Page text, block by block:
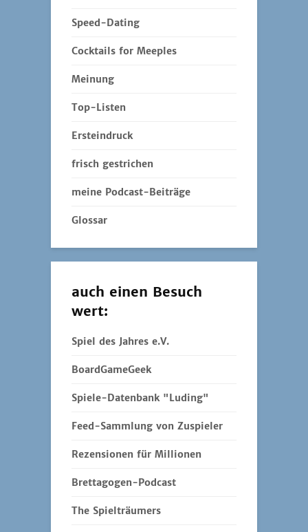
Speed-Dating
Cocktails for Meeples
Meinung
Top-Listen
Ersteindruck
frisch gestrichen
meine Podcast-Beiträge
Glossar
auch einen Besuch
wert:
Spiel des Jahres e.V.
BoardGameGeek
Spiele-Datenbank "Luding"
Feed-Sammlung von Zuspieler
Rezensionen für Millionen
Brettagogen-Podcast
The Spielträumers